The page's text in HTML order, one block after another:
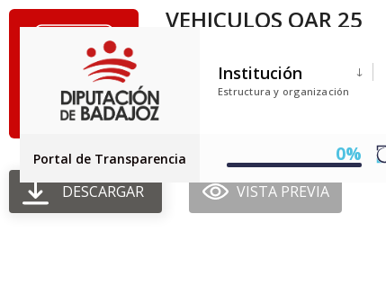
Institución
Estructura y organización
Portal de Transparencia 0%
VEHICULOS OAR 25
Creado: 08-07-2026
Actualizado: 08-07-2026
DESCARGAR VISTA PREVIA